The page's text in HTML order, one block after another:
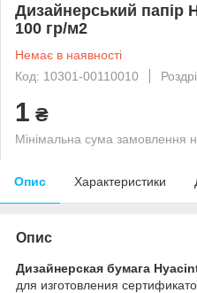
Дизайнерський папір
100 гр/м2
Немає в наявності
Код: 10301-00110010
1 ₴
Мінімальна сума замовлення
Опис Характеристики
Опис
Дизайнерская бумага
для изготовления